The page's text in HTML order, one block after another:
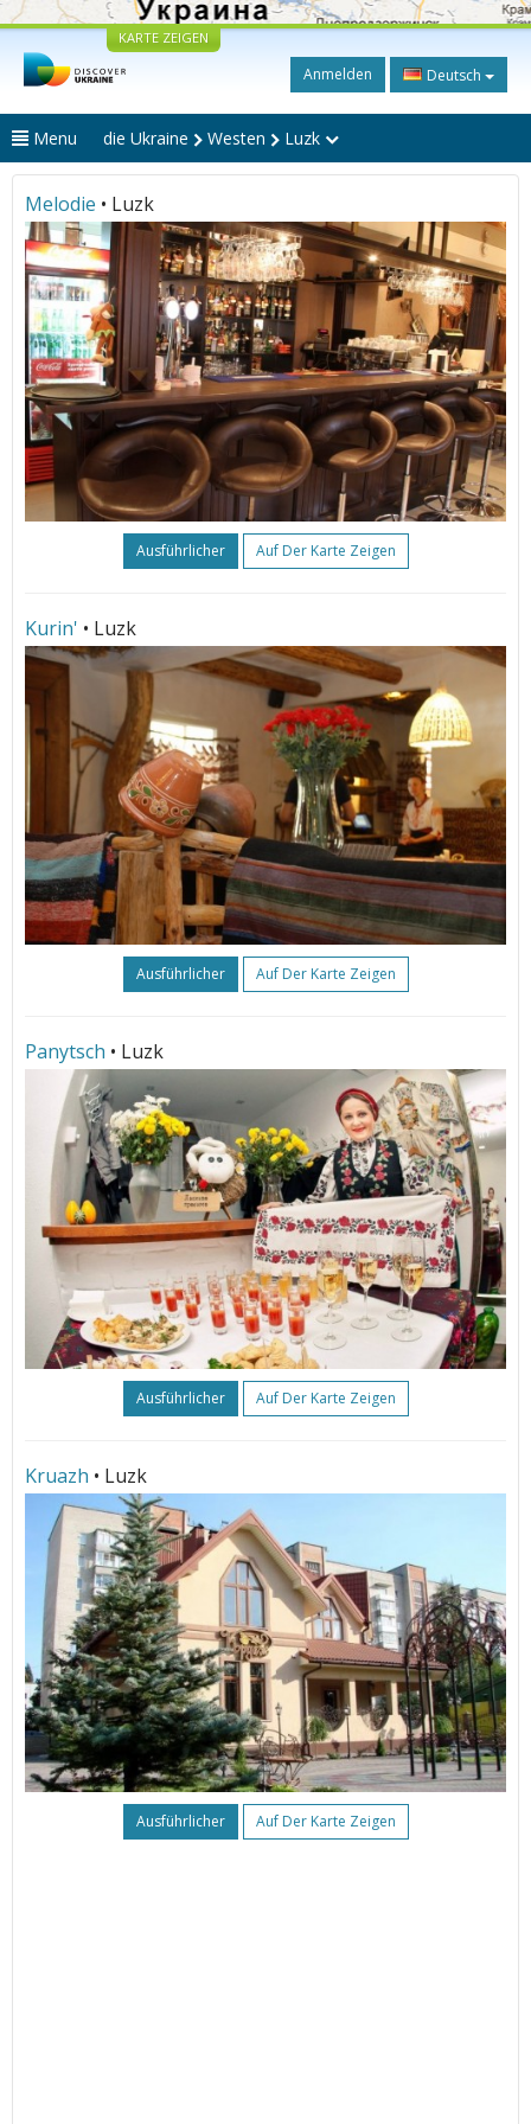
KARTE ZEIGEN
Anmelden Deutsch
Menu die Ukraine Westen Luzk
Melodie • Luzk
Ausführlicher Auf Der Karte Zeigen
Kurin' • Luzk
Ausführlicher Auf Der Karte Zeigen
Panytsch • Luzk
Ausführlicher Auf Der Karte Zeigen
Kruazh • Luzk
Ausführlicher Auf Der Karte Zeigen